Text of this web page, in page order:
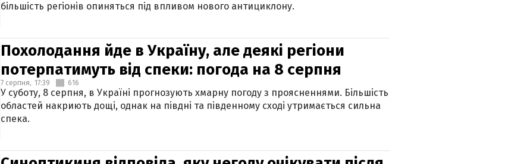
більшість регіонів опиняться під впливом нового антициклону.
Похолодання йде в Україну, але деякі регіони
потерпатимуть від спеки: погода на 8 серпня
7 серпня, 17:39 616
У суботу, 8 серпня, в Україні прогнозують хмарну погоду з проясненнями. Більшість
областей накриють дощі, однак на півдні та південному сході утримається сильна
спека.